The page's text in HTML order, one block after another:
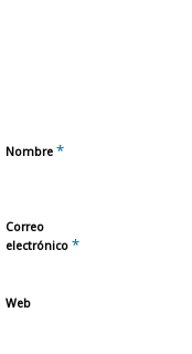
Nombre *
Correo
electrónico *
Web